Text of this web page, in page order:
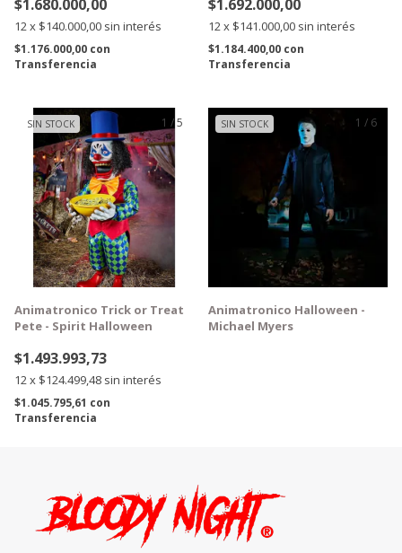
$1.680.000,00
12x $140.000,00 sin interés
$1.176.000,00 con
Transferencia
$1.692.000,00
12x $141.000,00 sin interés
$1.184.400,00 con
Transferencia
1 /5
SIN STOCK
GRATIS
Animatronico Trick or Treat
Pete - Spirit Halloween
$1.493.993,73
12x $124.499,48 sin interés
$1.045.795,61 con
Transferencia
1 / 6
SIN STOCK
Animatronico Halloween -
Michael Myers